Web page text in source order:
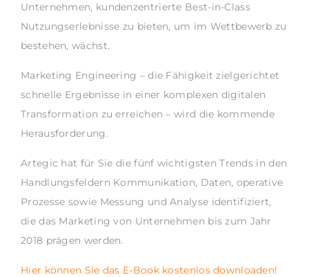
Unternehmen, kundenzentrierte Best-in-Class
Nutzungserlebnisse zu bieten, um im Wettbewerb zu
bestehen, wächst.
Marketing Engineering – die Fähigkeit zielgerichtet
schnelle Ergebnisse in einer komplexen digitalen
Transformation zu erreichen – wird die kommende
Herausforderung.
Artegic hat für Sie die fünf wichtigsten Trends in den
Handlungsfeldern Kommunikation, Daten, operative
Prozesse sowie Messung und Analyse identifiziert,
die das Marketing von Unternehmen bis zum Jahr
2018 prägen werden.
Hier können Sie das E-Book kostenlos downloaden!